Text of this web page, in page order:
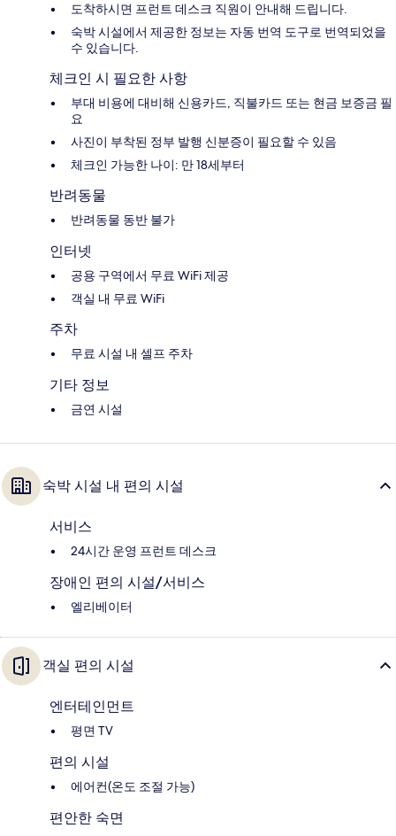
도착하시면 프런트 데스크 직원이 안내해 드립니다.
숙박 시설에서 제공한 정보는 자동 번역 도구로 번역되었을
수 있습니다.
체크인 시 필요한 사항
부대 비용에 대비해 신용카드, 직불카드 또는 현금 보증금 필
요
사진이 부착된 정부 발행 신분증이 필요할 수 있음
체크인 가능한 나이: 만 18세부터
반려동물
반려동물 동반 불가
인터넷
공용 구역에서 무료 WiFi 제공
객실 내 무료 WiFi
주차
무료 시설 내 셀프 주차
기타 정보
금연 시설
숙박 시설 내 편의 시설
서비스
24시간 운영 프런트 데스크
장애인 편의 시설/서비스
엘리베이터
객실 편의 시설
엔터테인먼트
평면 TV
편의 시설
에어컨(온도 조절 가능)
편안한 숙면